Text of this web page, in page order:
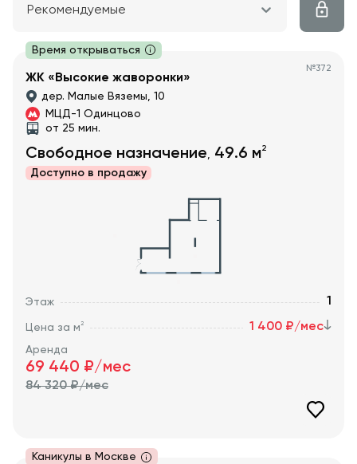
Рекомендуемые
Время открываться
№372
ЖК «Высокие жаворонки»
дер. Малые Вяземы, 10
МЦД-1 Одинцово
от 25 мин.
Свободное назначение, 49.6 м2
Доступно в продажу
Этаж 1
Цена за м2 1 400 ₽/мес
Аренда
69 440 ₽/мес
84 320₽/мес
Каникулы в Москве